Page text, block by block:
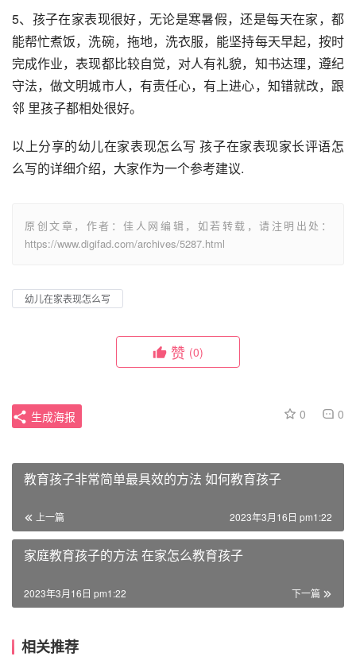
5、孩子在家表现很好，无论是寒暑假，还是每天在家，都
能帮忙煮饭，洗碗，拖地，洗衣服，能坚持每天早起，按时
完成作业，表现都比较自觉，对人有礼貌，知书达理，遵纪
守法，做文明城市人，有责任心，有上进心，知错就改，跟
邻 里孩子都相处很好。
以上分享的幼儿在家表现怎么写 孩子在家表现家长评语怎
么写的详细介绍，大家作为一个参考建议.
原创文章，作者：佳人网编辑，如若转载，请注明出处：
https://www.digifad.com/archives/5287.html
幼儿在家表现怎么写
赞 (0)
0 0
生成海报
教育孩子非常简单最具效的方法 如何教育孩子
上一篇 2023年3月16日 pm1:22
家庭教育孩子的方法 在家怎么教育孩子
下一篇
2023年3月16日 pm1:22
相关推荐